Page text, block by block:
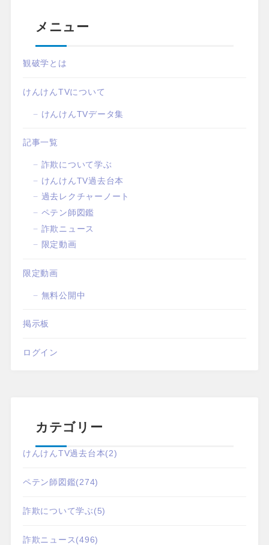
メニュー
観破学とは
けんけんTVについて
けんけんTVデータ集
記事一覧
詐欺について学ぶ
けんけんTV過去台本
過去レクチャーノート
ペテン師図鑑
詐欺ニュース
限定動画
限定動画
無料公開中
掲示板
ログイン
カテゴリー
けんけんTV過去台本(2)
ペテン師図鑑(274)
詐欺について学ぶ(5)
詐欺ニュース(496)